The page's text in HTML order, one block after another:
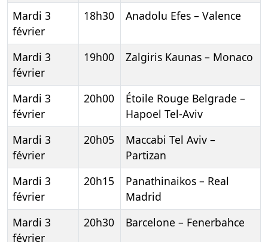
Mardi 3
février
18h30 Anadolu Efes – Valence
Mardi 3
février
19h00 Zalgiris Kaunas – Monaco
Mardi 3
février
20h00
Étoile Rouge Belgrade –
Hapoel Tel-Aviv
Mardi 3
février
20h05
Maccabi Tel Aviv –
Partizan
Mardi 3
février
20h15
Panathinaikos – Real
Madrid
Mardi 3
février
20h30 Barcelone – Fenerbahce